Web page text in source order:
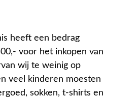
heeft een bedrag
voor het inkopen van
wij te weinig op
veel kinderen moesten
sokken, t-shirts en